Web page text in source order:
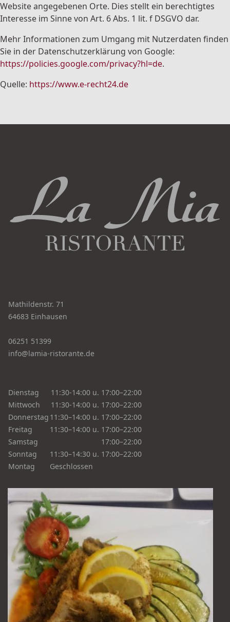
Website angegebenen Orte. Dies stellt ein berechtigtes
Interesse im Sinne von Art. 6 Abs. 1 lit. f DSGVO dar.
Mehr Informationen zum Umgang mit Nutzerdaten finden
Sie in der Datenschutzerklärung von Google:
https://policies.google.com/privacy?hl=de.
Quelle: https://www.e-recht24.de
Mathildenstr. 71
64683 Einhausen
06251 51399
info@lamia-ristorante.de
Dienstag
11:30-14:00 u. 17:00–22:00
Mittwoch
11:30-14:00 u. 17:00–22:00
Donnerstag 11:30–14:00 u. 17:00–22:00
Freitag
11:30–14:00 u. 17:00–22:00
Samstag
17:00–22:00
Sonntag
11:30–14:30 u. 17:00–22:00
Montag
Geschlossen